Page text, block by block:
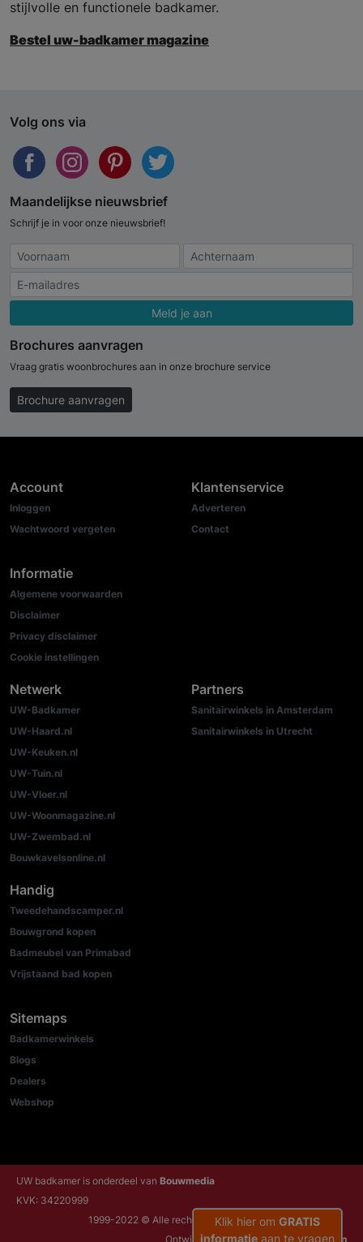
stijlvolle en functionele badkamer.
Bestel uw-badkamer magazine
Volg ons via
Maandelijkse nieuwsbrief
Schrijf je in voor onze nieuwsbrief!
Meld je aan
Brochures aanvragen
Vraag gratis woonbrochures aan in onze brochure service
Brochure aanvragen
Account
Inloggen
Wachtwoord vergeten
Informatie
Algemene voorwaarden
Disclaimer
Privacy disclaimer
Cookie instellingen
Klantenservice
Adverteren
Contact
Netwerk
UW-Badkamer
UW-Haard.nl
UW-Keuken.nl
UW-Tuin.nl
UW-Vloer.nl
UW-Woonmagazine.nl
UW-Zwembad.nl
Bouwkavelsonline.nl
Partners
Sanitairwinkels in Amsterdam
Sanitairwinkels in Utrecht
Handig
Tweedehandscamper.nl
Bouwgrond kopen
Badmeubel van Primabad
Vrijstaand bad kopen
Sitemaps
Badkamerwinkels
Blogs
Dealers
Webshop
UW badkamer is onderdeel van Bouwmedia
KVK: 34220999
1999-2022 © Alle rechten voorbehouden
Ontwikkeld door:NRG Internetdiensten
Klik hier om GRATIS
informatie aan te vragen